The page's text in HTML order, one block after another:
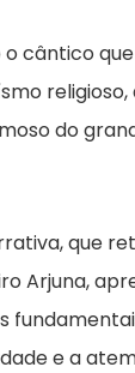
cântico
do
que
Arjuna,
e a